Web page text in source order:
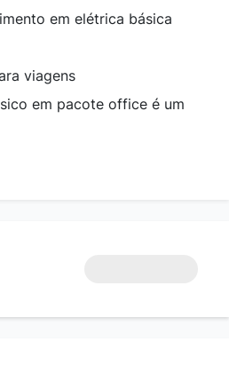
em elétrica básica
viagens
em pacote office é um